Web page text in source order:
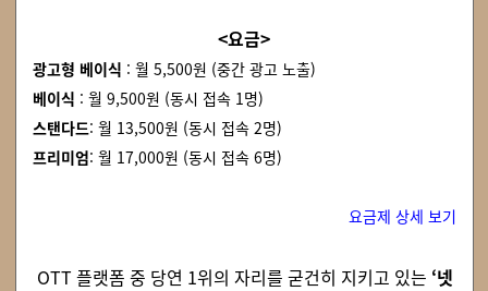
<요금>
광고형 베이식 : 월 5,500원 (중간 광고 노출)
베이식 : 월 9,500원 (동시 접속 1명)
스탠다드: 월 13,500원 (동시 접속 2명)
프리미엄: 월 17,000원 (동시 접속 6명)
요금제 상세 보기
OTT 플랫폼 중 당연 1위의 자리를 굳건히 지키고 있는 ‘넷